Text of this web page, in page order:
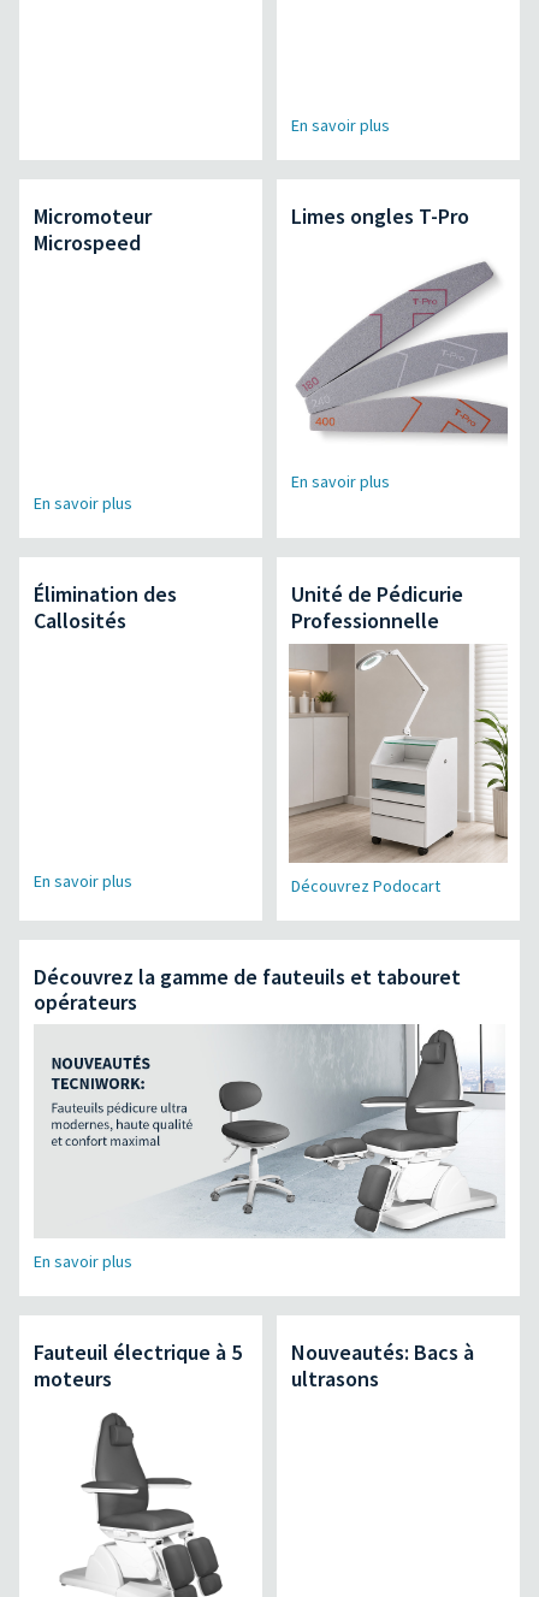
En savoir plus
Micromoteur
Microspeed
En savoir plus
Limes ongles T-Pro
En savoir plus
Élimination des
Callosités
En savoir plus
Unité de Pédicurie
Professionnelle
Découvrez Podocart
Découvrez la gamme de fauteuils et tabouret
opérateurs
En savoir plus
Fauteuil électrique à 5
moteurs
Nouveautés: Bacs à
ultrasons